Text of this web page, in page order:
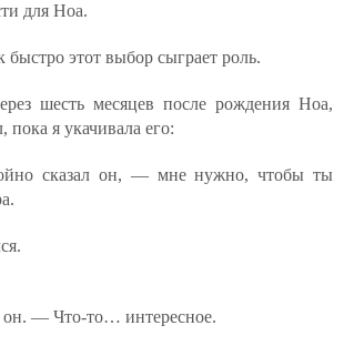
для Ноа.
этот выбор сыграет роль.
шесть месяцев после рождения Ноа,
пока я укачивала его:
сказал он, — мне нужно, чтобы ты
— Что-то… интересное.